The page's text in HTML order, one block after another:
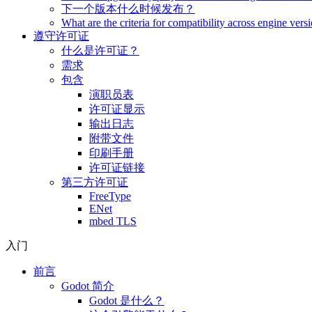
下一个版本什么时候发布？
What are the criteria for compatibility across engine
遵守许可证
什么是许可证？
需求
包含
演职员表
许可证显示
输出日志
附带文件
印刷手册
许可证链接
第三方许可证
FreeType
ENet
mbed TLS
入门
前言
Godot 简介
Godot 是什么？